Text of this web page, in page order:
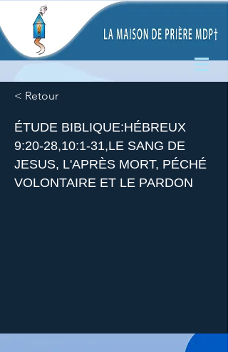
< Retour
ÉTUDE BIBLIQUE:HÉBREUX
9:20-28,10:1-31,LE SANG DE
JESUS, L'APRÈS MORT, PÉCHÉ
VOLONTAIRE ET LE PARDON